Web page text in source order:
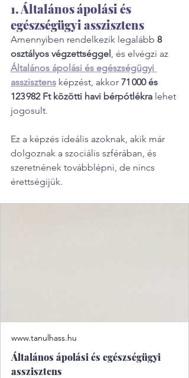
1. Általános ápolási és
egészségügyi asszisztens
Amennyiben rendelkezik legalább 8
osztályos végzettséggel, és elvégzi az
Általános ápolási és egészségügyi
asszisztens képzést, akkor 71 000 és
123 982 Ft közötti havi bérpótlékra lehet
jogosult.
Ez a képzés ideális azoknak, akik már
dolgoznak a szociális szférában, és
szeretnének továbblépni, de nincs
érettségijük.
www.tanulhass.hu
Általános ápolási és egészségügyi
asszisztens